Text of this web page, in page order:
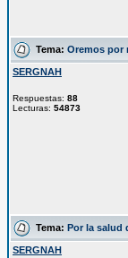
Tema: Oremos por
SERGNAH
Respuestas: 88
Lecturas: 54873
Tema: Por la salud
SERGNAH